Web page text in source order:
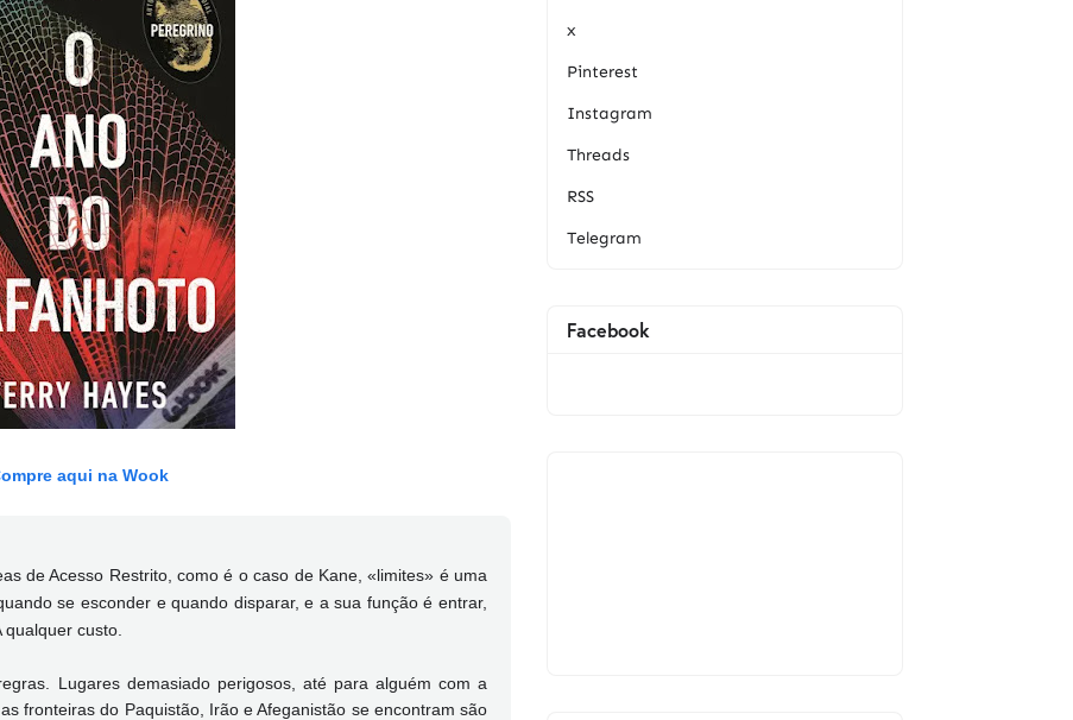
aqui na Wook
de Acesso Restrito, como é o caso de Kane, «limites» é uma
se esconder e quando disparar, e a sua função é entrar,
custo.
Lugares demasiado perigosos, até para alguém com a
fronteiras do Paquistão, Irão e Afeganistão se encontram são
x
Pinterest
Instagram
Threads
RSS
Telegram
Facebook